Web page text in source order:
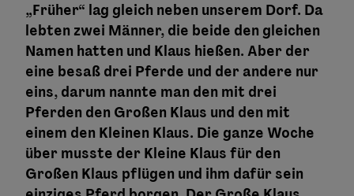
„Früher“ lag gleich neben unserem Dorf. Da
lebten zwei Männer, die beide den gleichen
Namen hatten und Klaus hießen. Aber der
eine besaß drei Pferde und der andere nur
eins, darum nannte man den mit drei
Pferden den Großen Klaus und den mit
einem den Kleinen Klaus. Die ganze Woche
über musste der Kleine Klaus für den
Großen Klaus pflügen und ihm dafür sein